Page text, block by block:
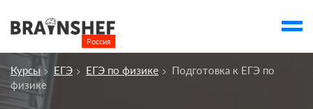
Россия
Выбор города
account_balance Выбор компании
Сбросить компанию
Курсы ЕГЭ ЕГЭ по физике
Подготовка к ЕГЭ по
физике